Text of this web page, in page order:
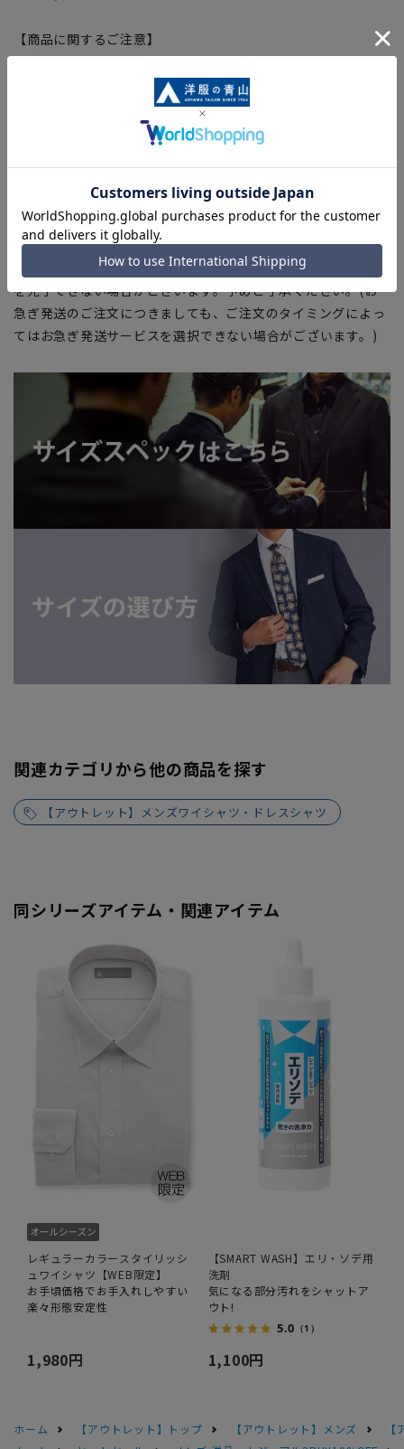
【商品に関するご注意】
■ブラウザやお使いのモニター環境、室内外等の撮影時の環境
下での光加減により、実際の商品と掲載画像の色味が異なる場
■平置き・メジャーでの採寸の為、素材や仕様等により実際の
■店舗や各モールサイトと商品在庫を共有しております関係
上、ご注文いただいたタイミングにより欠品が発生し、ご注文
を完了できない場合がございます。予めご了承ください。(お
急ぎ発送のご注文につきましても、ご注文のタイミングによっ
てはお急ぎ発送サービスを選択できない場合がございます。)
関連カテゴリから他の商品を探す
【アウトレット】メンズワイシャツ・ドレスシャツ
同シリーズアイテム・関連アイテム
レギュラーカラースタイリッシ
ュワイシャツ【WEB限定】
お手頃価格でお手入れしやすい
楽々形態安定性
1,980円
【SMART WASH】エリ・ソデ用
洗剤
気になる部分汚れをシャットア
ウト!
5.0 （1）
1,100円
ホーム 【アウトレット】トップ 【アウトレット】メンズ